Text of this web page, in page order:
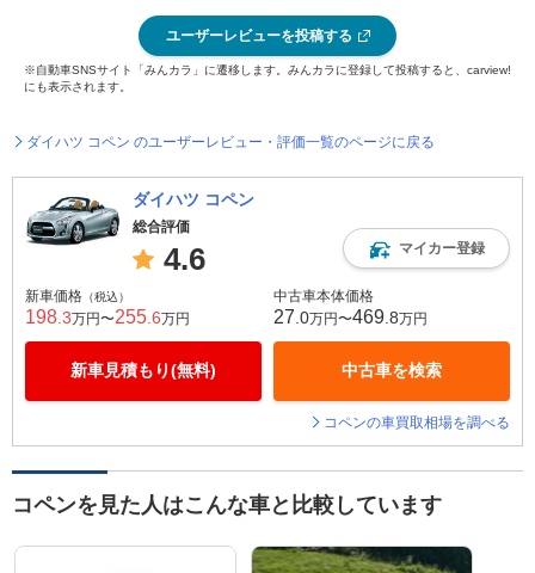
ユーザーレビューを投稿する
※自動車SNSサイト「みんカラ」に遷移します。みんカラに登録して投稿すると、carview!
にも表示されます。
ダイハツ コペン のユーザーレビュー・評価一覧のページに戻る
ダイハツ コペン
総合評価
4.6 マイカー登録
新車価格 （税込）
198 .3万円〜255 .6万円
新車見積もり(無料)
中古車本体価格
27 .0万円〜469 .8万円
中古車を検索
コペンの車買取相場を調べる
コペンを見た人はこんな車と比較しています